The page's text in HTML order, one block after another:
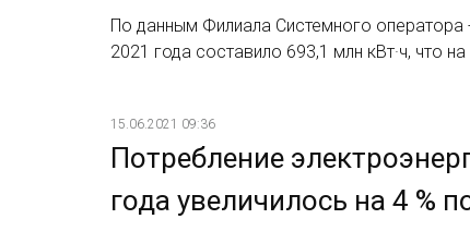
По данным Филиала Системного оператора
2021 года составило 693,1 млн кВт·ч, что
15.06.2021 09:36
Потребление
года увеличилось на 4 %